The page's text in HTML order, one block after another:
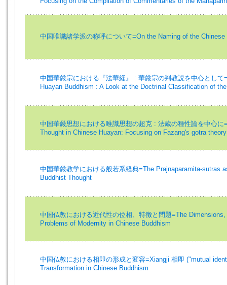
中国唯識諸学派の称呼について=On the Naming of the
中国華厳宗における『法華経』 : 華厳宗の判教説を中心とし
Huayan Buddhism : A Look at the Doctrinal Classification of
中国華厳思想における唯識思想の超克 : 法蔵の種性論を中心に
Thought in Chinese Huayan: Focusing on Fazang's gotra theory
中国華厳教学における般若系経典=The Prajnaparamita-sutras
Buddhist Thought
中国仏教における近代性の位相、特徴と問題=The
Problems of Modernity in Chinese Buddhism
中国仏教における相即の形成と変容=Xiangji 相即 ("mutual
Transformation in Chinese Buddhism